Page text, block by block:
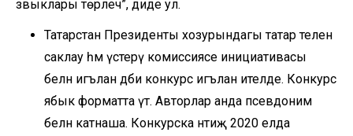
зәвыклары төрлечә”, диде ул.
Татарстан Президенты хозурындагы татар телен
саклау һәм үстерү комиссиясе инициативасы
белән игълан әдәби конкурс игълан ителде. Конкурс
ябык форматта үтә. Авторлар анда псевдоним
белән катнаша. Конкурска нәтиҗә 2020 елда